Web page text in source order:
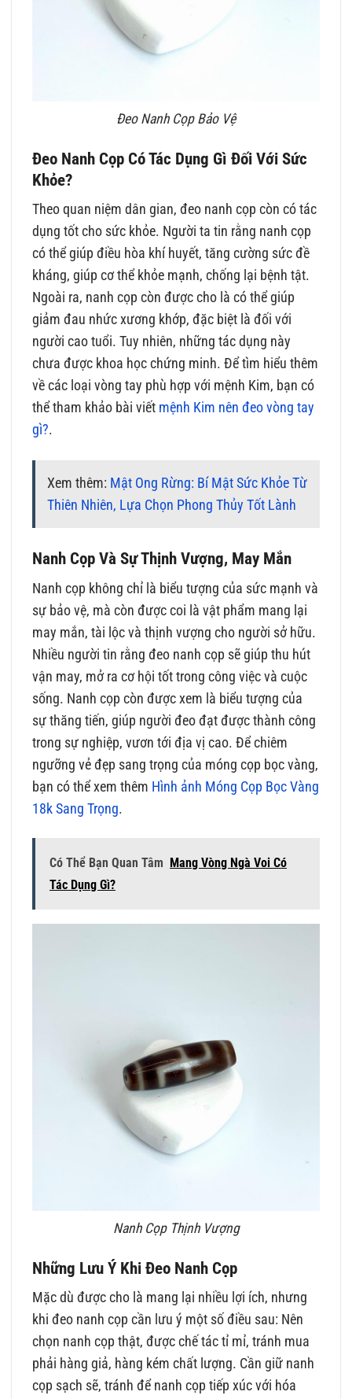
Đeo Nanh Cọp Bảo Vệ
Đeo Nanh Cọp Có Tác Dụng Gì Đối Với Sức
Khỏe?
Theo quan niệm dân gian, đeo nanh cọp còn có tác
dụng tốt cho sức khỏe. Người ta tin rằng nanh cọp
có thể giúp điều hòa khí huyết, tăng cường sức đề
kháng, giúp cơ thể khỏe mạnh, chống lại bệnh tật.
Ngoài ra, nanh cọp còn được cho là có thể giúp
giảm đau nhức xương khớp, đặc biệt là đối với
người cao tuổi. Tuy nhiên, những tác dụng này
chưa được khoa học chứng minh. Để tìm hiểu thêm
về các loại vòng tay phù hợp với mệnh Kim, bạn có
thể tham khảo bài viết mệnh Kim nên đeo vòng tay
gì?.
Xem thêm: Mật Ong Rừng: Bí Mật Sức Khỏe Từ
Thiên Nhiên, Lựa Chọn Phong Thủy Tốt Lành
Nanh Cọp Và Sự Thịnh Vượng, May Mắn
Nanh cọp không chỉ là biểu tượng của sức mạnh và
sự bảo vệ, mà còn được coi là vật phẩm mang lại
may mắn, tài lộc và thịnh vượng cho người sở hữu.
Nhiều người tin rằng đeo nanh cọp sẽ giúp thu hút
vận may, mở ra cơ hội tốt trong công việc và cuộc
sống. Nanh cọp còn được xem là biểu tượng của
sự thăng tiến, giúp người đeo đạt được thành công
trong sự nghiệp, vươn tới địa vị cao. Để chiêm
ngưỡng vẻ đẹp sang trọng của móng cọp bọc vàng,
bạn có thể xem thêm Hình ảnh Móng Cọp Bọc Vàng
18k Sang Trọng.
Có Thể Bạn Quan Tâm
Mang Vòng Ngà Voi Có
Tác Dụng Gì?
Nanh Cọp Thịnh Vượng
Những Lưu Ý Khi Đeo Nanh Cọp
Mặc dù được cho là mang lại nhiều lợi ích, nhưng
khi đeo nanh cọp cần lưu ý một số điều sau: Nên
chọn nanh cọp thật, được chế tác tỉ mỉ, tránh mua
phải hàng giả, hàng kém chất lượng. Cần giữ nanh
cọp sạch sẽ, tránh để nanh cọp tiếp xúc với hóa